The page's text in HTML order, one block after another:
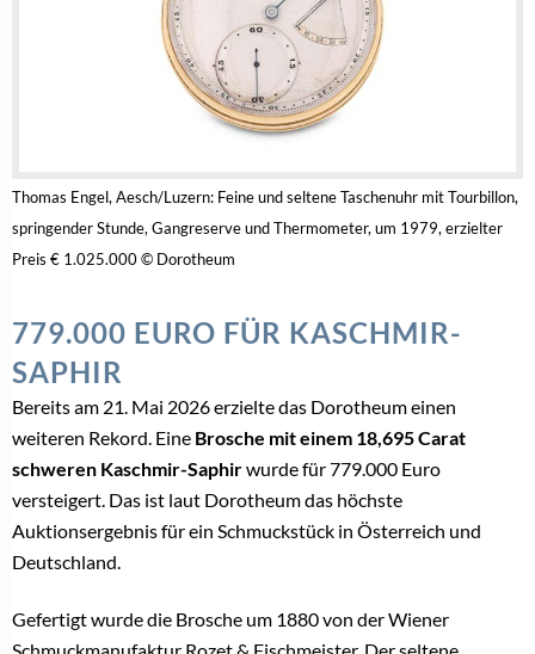
Thomas Engel, Aesch/Luzern: Feine und seltene Taschenuhr mit Tourbillon,
springender Stunde, Gangreserve und Thermometer, um 1979, erzielter
Preis € 1.025.000 © Dorotheum
779.000 EURO FÜR KASCHMIR-
SAPHIR
Bereits am 21. Mai 2026 erzielte das Dorotheum einen
weiteren Rekord. Eine Brosche mit einem 18,695 Carat
schweren Kaschmir-Saphirwurde für 779.000 Euro
versteigert. Das ist laut Dorotheum das höchste
Auktionsergebnis für ein Schmuckstück in Österreich und
Deutschland.
Gefertigt wurde die Brosche um 1880 von der Wiener